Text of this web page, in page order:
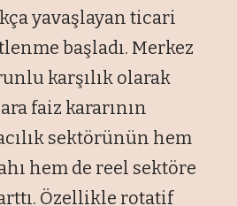
yavaşlayan ticari
başladı. Merkez
karşılık olarak
faiz kararının
sektörünün hem
hem de reel sektöre
Özellikle rotatif